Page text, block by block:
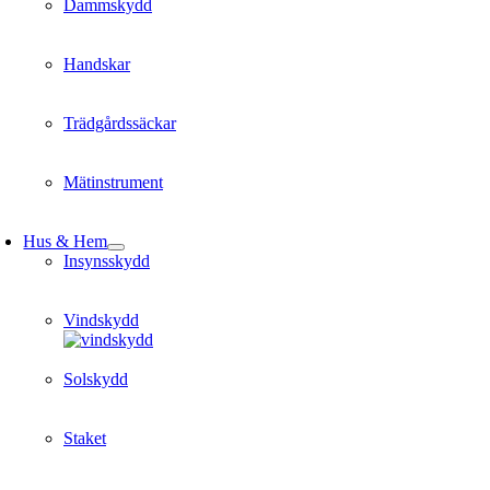
Dammskydd
Handskar
Trädgårdssäckar
Mätinstrument
Hus & Hem
Insynsskydd
Vindskydd
Solskydd
Staket